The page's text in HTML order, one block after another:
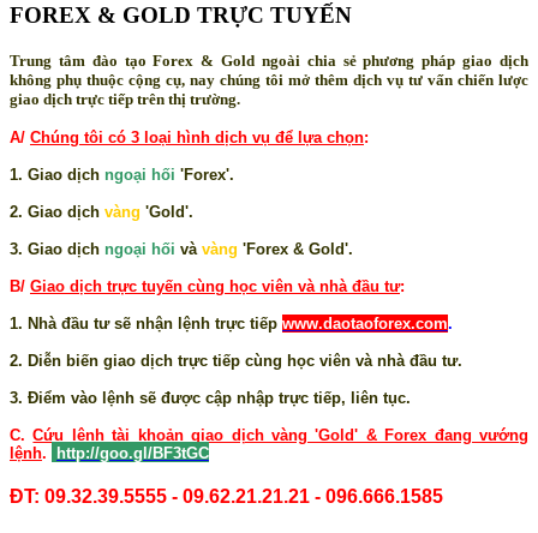
FOREX & GOLD TRỰC TUYẾN
Trung tâm đào tạo Forex & Gold ngoài chia sẻ phương pháp giao dịch
không phụ thuộc cộng cụ, nay chúng tôi mở thêm dịch vụ tư vấn chiến lược
giao dịch trực tiếp trên thị trường.
A/ Chúng tôi có 3 loại hình dịch vụ để lựa chọn:
1. Giao dịch ngoại hối 'Forex'.
2. Giao dịch vàng 'Gold'.
3. Giao dịch ngoại hối và vàng 'Forex & Gold'.
B/ Giao dịch trực tuyến cùng học viên và nhà đầu tư:
1. Nhà đầu tư sẽ nhận lệnh trực tiếp www.daotaoforex.com.
2. Diễn biến giao dịch trực tiếp cùng học viên và nhà đầu tư.
3. Điểm vào lệnh sẽ được cập nhập trực tiếp, liên tục.
C.Cứu lệnh tài khoản giao dịch vàng 'Gold' & Forex đang vướng
lệnh. http://goo.gl/BF3tGC
ĐT: 09.32.39.5555 - 09.62.21.21.21 - 096.666.1585